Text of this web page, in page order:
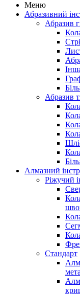
Меню
Абразивний
Абразив
Абразив
Алмазний
Ріжучий
Стандарт